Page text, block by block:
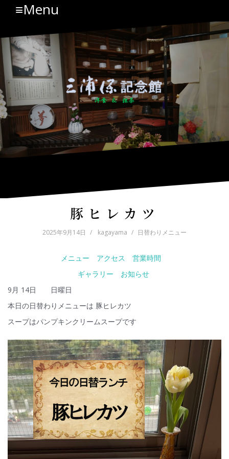
ン
ツ
へ
ス
キ
ッ
プ
≡Menu
豚ヒレカツ
2025年9月14日 kagayama 日替わりメニュー
メニュー アクセス
営業時間
ギャラリー
お知らせ
9月 14日 日曜日
本日の日替わりメニューは 豚ヒレカツ
スープはパンプキンクリームスープです